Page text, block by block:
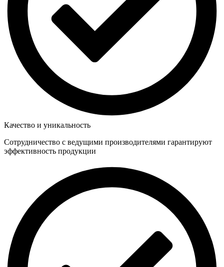
Качество и уникальность
Сотрудничество с ведущими производителями гарантируют
эффективность продукции